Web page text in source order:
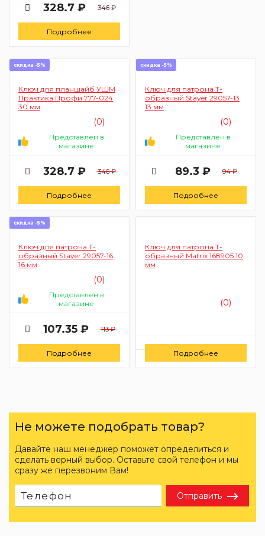
328.7 ₽ 346 ₽
Подробнее
скидка -5%
Ключ для планшайб УШМ
Практика Профи 777-024
30 мм
(0)
Представлен в
магазине
328.7 ₽ 346 ₽
Подробнее
скидка -5%
Ключ для патрона T-
образный Stayer 29057-13
13 мм
(0)
Представлен в
магазине
89.3 ₽ 94 ₽
Подробнее
скидка -5%
Ключ для патрона T-
образный Stayer 29057-16
16 мм
(0)
Представлен в
магазине
107.35 ₽ 113 ₽
Подробнее
Ключ для патрона T-
образный Matrix 168905 10
мм
(0)
Заказать
Подробнее
Не можете подобрать товар?
Давайте наш менеджер поможет определиться и
сделать верный выбор. Оставьте свой телефон и мы
сразу же перезвоним Вам!
Отправить